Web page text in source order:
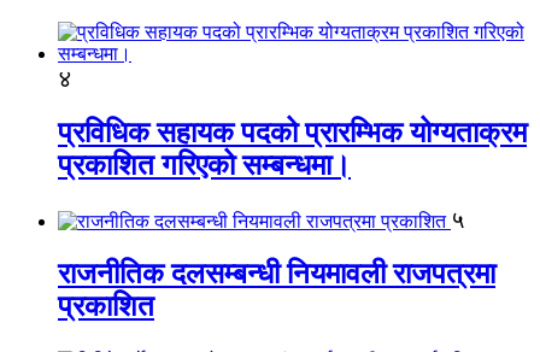
४
प्रविधिक सहायक पदको प्रारम्भिक योग्यताक्रम
प्रकाशित गरिएको सम्बन्धमा।
५
राजनीतिक दलसम्बन्धी नियमावली राजपत्रमा
प्रकाशित